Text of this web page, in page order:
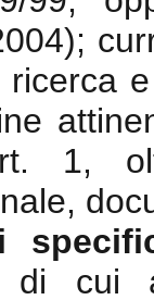
ricerca
1,
di cui